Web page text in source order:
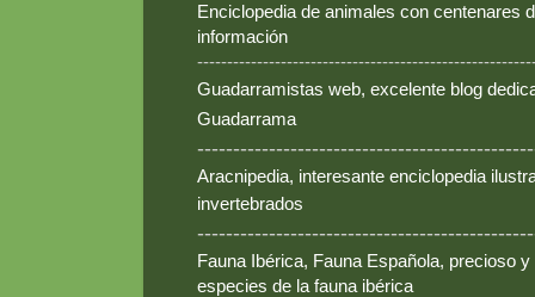
Enciclopedia de animales con centenares
información
Guadarramistas web, excelente blog
Guadarrama
Aracnipedia, interesante enciclopedia
invertebrados
Fauna Ibérica, Fauna Española, precioso
especies de la fauna ibérica